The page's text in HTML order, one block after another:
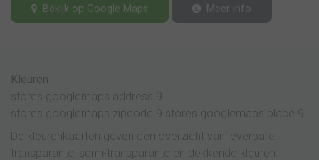
Bekijk op Google Maps Meer info
Kleuren
stores.googlemaps.address.9
stores.googlemaps.zipcode.9 stores.googlemaps.place.9
De kleurenkaarten geven een overzicht van leverbare
transparante, semi-transparante en dekkende kleuren.